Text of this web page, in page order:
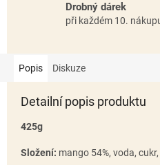
Drobný dárek
při každém 10.
Popis Diskuze
Detailní popis produktu
425g
Složení: mango 54%, voda,